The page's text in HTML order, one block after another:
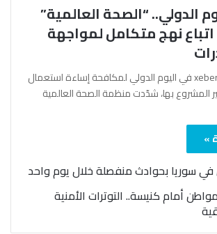
الدولي.. “الصحة العالمية”
نهج متكامل لمواجهة
آفرين علو ـ xeber24.net في اليوم الدولي لمكافحة إساءة استعمال
المشروع بها، شدّدت منظمة الصحة العالمية
»
أمام كنيسة.. التوترات الأمنية